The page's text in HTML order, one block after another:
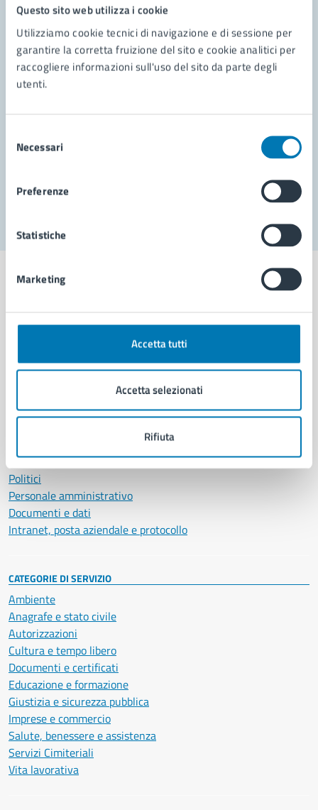
Questo sito web utilizza i cookie
Utilizziamo cookie tecnici di navigazione e di sessione per
garantire la corretta fruizione del sito e cookie analitici per
raccogliere informazioni sull'uso del sito da parte degli
utenti.
delNecessari
Preferenze
Statistiche
Marketing
Accetta tutti
Accetta selezionati
Rifiuta
Contatta il comune
Leggi le domande frequenti
Segnala disservizio
Comune di Napoli
AMMINISTRAZIONE
Organi di governo
Enti e fondazioni
Politici
Personale amministrativo
Documenti e dati
Intranet, posta aziendale e protocollo
CATEGORIE DI SERVIZIO
Ambiente
Anagrafe e stato civile
Autorizzazioni
Cultura e tempo libero
Documenti e certificati
Educazione e formazione
Giustizia e sicurezza pubblica
Imprese e commercio
Salute, benessere e assistenza
Servizi Cimiteriali
Vita lavorativa